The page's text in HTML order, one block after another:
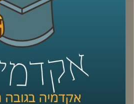
לשחקנית משמעותית בזירה
כדי להבין איך נראים החיים במדינה
המעצמות הגדולות מתחילות
אינטרס שם, הצטרף אליי היום השגריר
לאודר לממשל, דיפלומטיה ואסטרטגיה,
שגריר ישראל הראשון לדרום סודן
קרדיט תמונות:AudioVersity